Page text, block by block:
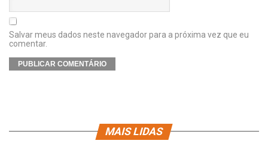
Salvar meus dados neste navegador para a próxima vez que eu
comentar.
MAIS LIDAS